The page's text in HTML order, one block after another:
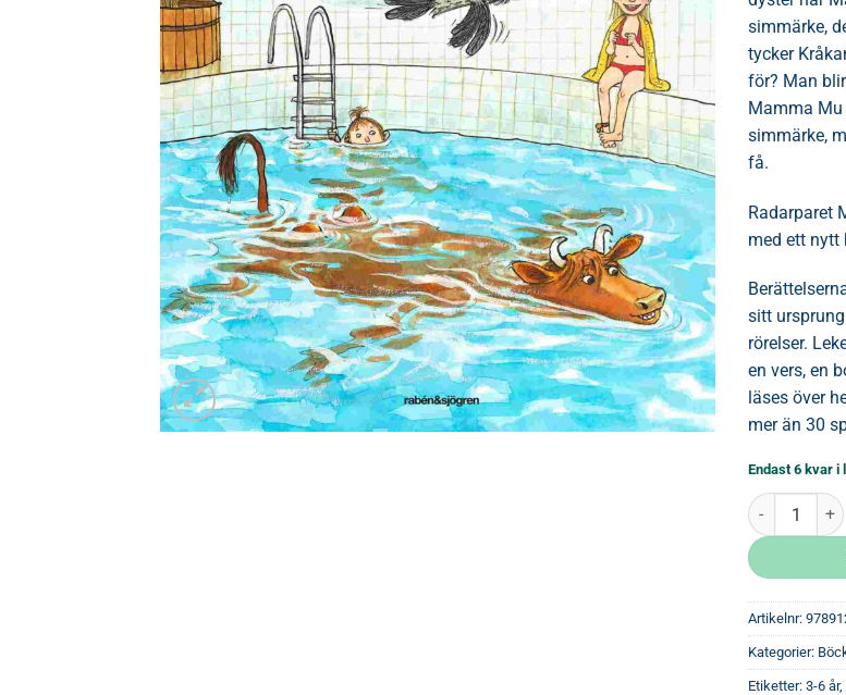
simmärke,
tycker
för? Man
Mamma Mu
simmärke,
få.
Radarparet
med ett nytt
sitt
rörelser.
en vers, en
läses över
mer än 30
Endast 6 kvar i
Mamma Mu
Artikelnr:
Kategorier:
Etiketter: 3-6 år,